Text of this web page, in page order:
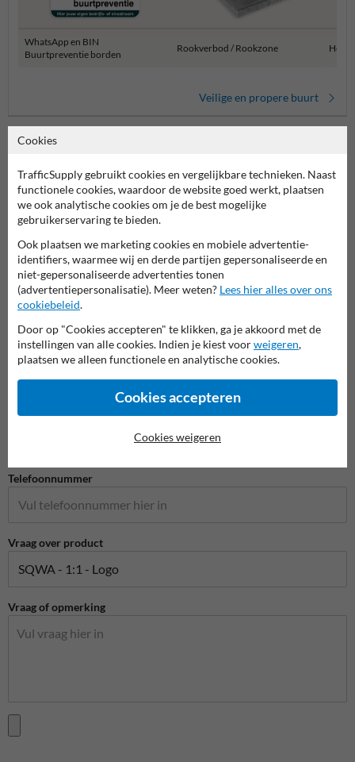
WhatsApp en BIN
Buurtpreventie borden
Rookverbod / Rookzone
Veilige en propere buurt
Stel je vraag aan Verkeersbord.be
Naam*
Bedrijfsnaam
E-mailadres*
Telefoonnummer
Vraag over product
Vraag of opmerking
Cookies
TrafficSupply gebruikt cookies en vergelijkbare technieken. Naast
functionele cookies, waardoor de website goed werkt, plaatsen
we ook analytische cookies om je de best mogelijke
gebruikerservaring te bieden.
Ook plaatsen we marketing cookies en mobiele advertentie-
identifiers, waarmee wij en derde partijen gepersonaliseerde en
niet-gepersonaliseerde advertenties tonen
(advertentiepersonalisatie). Meer weten? Lees hier alles over ons
cookiebeleid.
Door op "Cookies accepteren" te klikken, ga je akkoord met de
instellingen van alle cookies. Indien je kiest voorweigeren,
plaatsen we alleen functionele en analytische cookies.
Cookies accepteren
Cookies weigeren